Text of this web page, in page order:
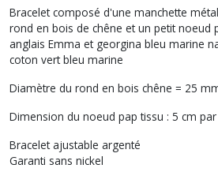
Bracelet composé d'une manchette
rond en bois de chêne et un petit noeud
anglais Emma et georgina bleu marine
coton vert bleu marine
Diamètre du rond en bois chêne = 25
Dimension du noeud pap tissu : 5 cm
Bracelet ajustable argenté
Garanti sans nickel